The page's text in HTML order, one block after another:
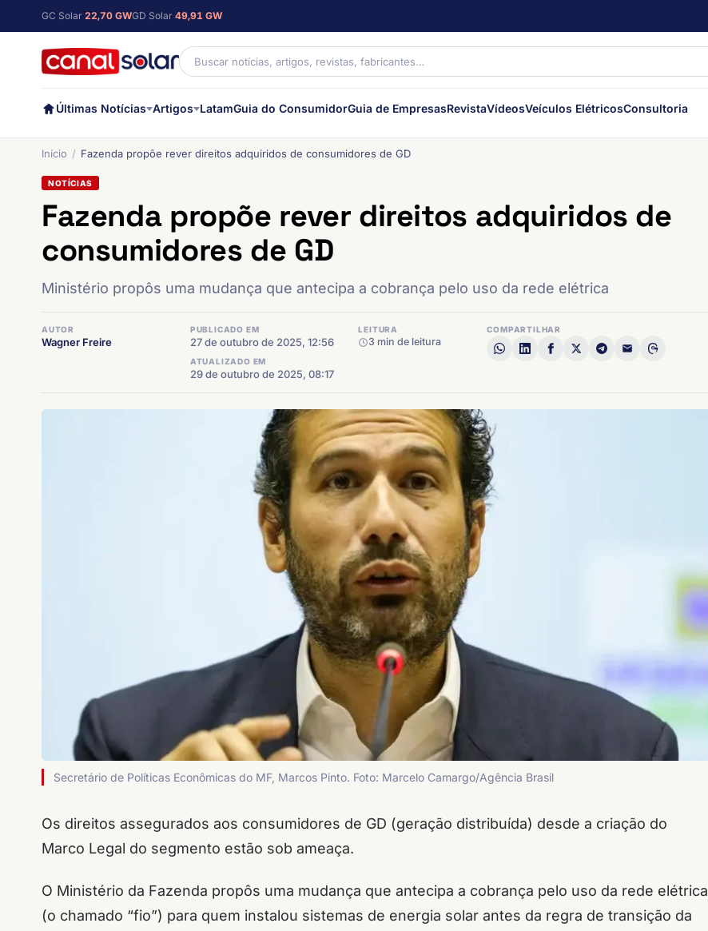
GC Solar 22,70 GWGD Solar 49,91 GW
Últimas Notícias Artigos LatamGuia do ConsumidorGuia de EmpresasRevistaVídeosVeículos ElétricosConsultoria
Início Fazenda propõe rever direitos adquiridos de consumidores de GD
NOTÍCIAS
Fazenda propõe rever direitos adquiridos de
consumidores de GD
Ministério propôs uma mudança que antecipa a cobrança pelo uso da rede elétrica
AUTOR
Wagner Freire
PUBLICADO EM
27 de outubro de 2025, 12:56
ATUALIZADO EM
29 de outubro de 2025, 08:17
LEITURA
3 min de leitura
COMPARTILHAR
Secretário de Políticas Econômicas do MF, Marcos Pinto. Foto: Marcelo Camargo/Agência Brasil
Os direitos assegurados aos consumidores de GD (geração distribuída) desde a criação do
Marco Legal do segmento estão sob ameaça.
O Ministério da Fazenda propôs uma mudança que antecipa a cobrança pelo uso da rede elétrica
(o chamado “fio”) para quem instalou sistemas de energia solar antes da regra de transição da